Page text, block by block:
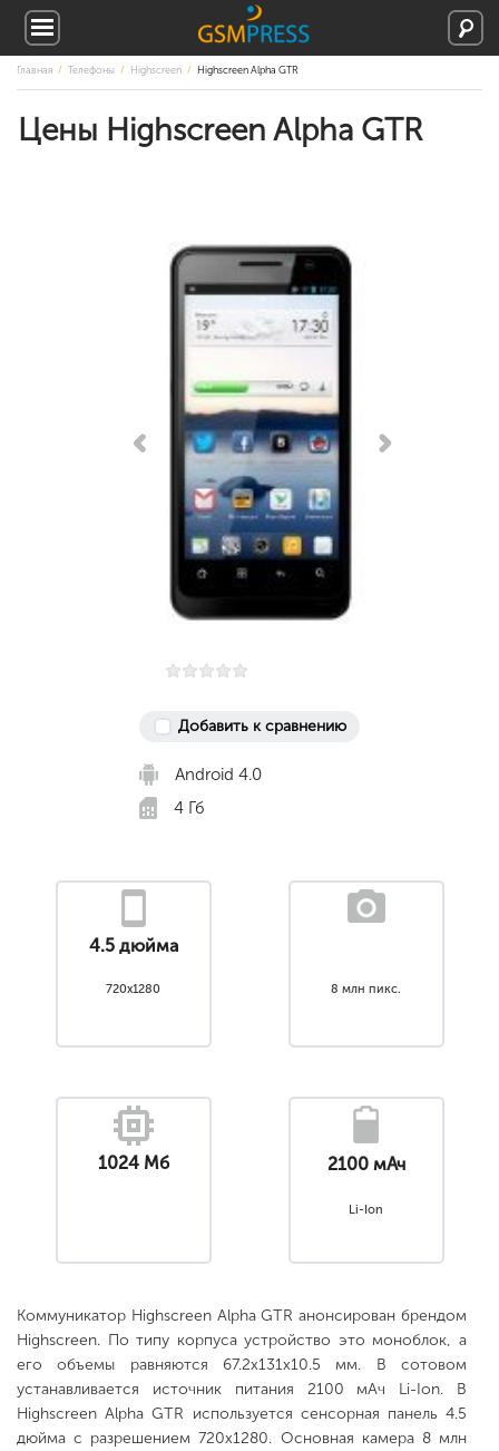
Главная Телефоны Highscreen Highscreen Alpha GTR
Цены Highscreen Alpha GTR
Добавить к сравнению
Android 4.0
4 Гб
4.5 дюйма
720x1280 8 млн пикс.
1024 Мб 2100 мАч
Li-Ion
Коммуникатор Highscreen Alpha GTR анонсирован брендом
Highscreen. По типу корпуса устройство это моноблок, а
его объемы равняются 67.2x131x10.5 мм. В сотовом
устанавливается источник питания 2100 мАч Li-Ion. В
Highscreen Alpha GTR используется сенсорная панель 4.5
дюйма с разрешением 720x1280. Основная камера 8 млн